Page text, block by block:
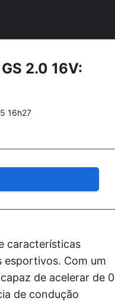
2.0 16V:
16h27
características
esportivos. Com um
de acelerar de 0
de condução